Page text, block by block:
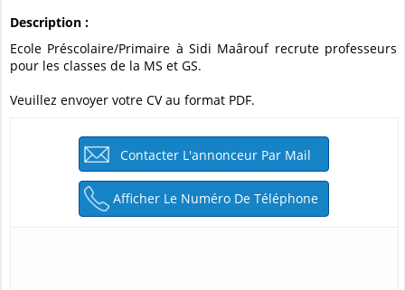
Description :
Ecole Préscolaire/Primaire à Sidi Maârouf recrute professeurs
pour les classes de la MS et GS.
Veuillez envoyer votre CV au format PDF.
Contacter L'annonceur Par Mail